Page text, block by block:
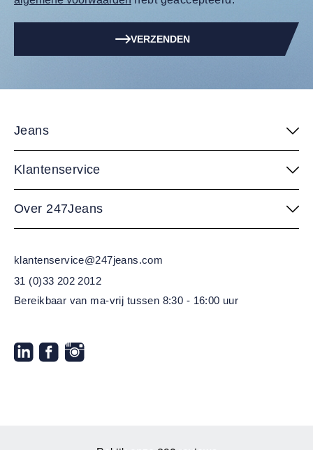
VERZENDEN
Jeans
Klantenservice
Over 247Jeans
klantenservice@247jeans.com
31 (0)33 202 2012
Bereikbaar van ma-vrij tussen 8:30 - 16:00 uur